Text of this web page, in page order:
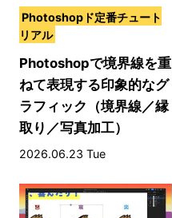
Photoshopド定番チュート
リアル
Photoshopで境界線を重
ねて表現する印象的なグ
ラフィック（境界線／縁
取り／写真加工）
2026.06.23 Tue